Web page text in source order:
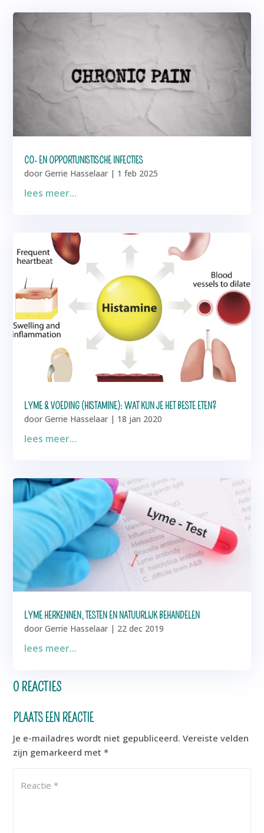
CO- EN OPPORTUNISTISCHE INFECTIES
doorGerrie Hasselaar | 1 feb 2025
lees meer...
LYME & VOEDING (HISTAMINE): WAT KUN JE HET BESTE ETEN?
doorGerrie Hasselaar | 18 jan 2020
lees meer...
LYME HERKENNEN, TESTEN EN NATUURLIJK BEHANDELEN
doorGerrie Hasselaar | 22 dec 2019
lees meer...
0 REACTIES
PLAATS EEN REACTIE
Je e-mailadres wordt niet gepubliceerd. Vereiste velden
zijn gemarkeerd met*